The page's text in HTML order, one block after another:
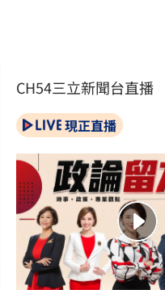
CH54三立新聞台直播
現正直播